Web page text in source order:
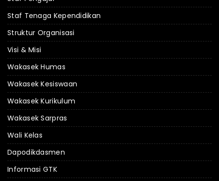
Staf Tenaga Kependidikan
Struktur Organisasi
Visi & Misi
Wakasek Humas
Wakasek Kesiswaan
Wakasek Kurikulum
Wakasek Sarpras
Wali Kelas
Dapodikdasmen
Informasi GTK